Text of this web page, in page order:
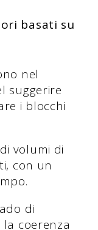
basati su
nel
suggerire
i blocchi
volumi di
con un
di
coerenza